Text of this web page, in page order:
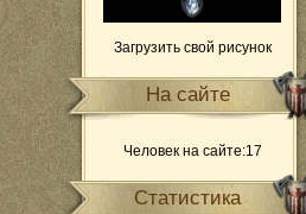
Загрузить свой рисунок
На сайте
Человек на сайте:17
Статистика